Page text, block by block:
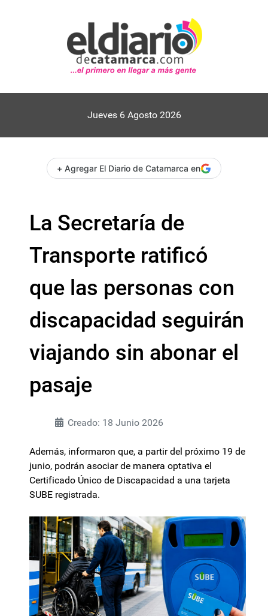
Jueves 6 Agosto 2026
+ Agregar El Diario de Catamarca en
La Secretaría de
Transporte ratificó
que las personas con
discapacidad seguirán
viajando sin abonar el
pasaje
Creado: 18 Junio 2026
Además, informaron que, a partir del próximo 19 de
junio, podrán asociar de manera optativa el
Certificado Único de Discapacidad a una tarjeta
SUBE registrada.